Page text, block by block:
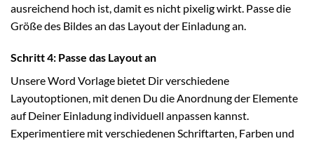
ausreichend hoch ist, damit es nicht pixelig wirkt. Passe die
Größe des Bildes an das Layout der Einladung an.
Schritt 4: Passe das Layout an
Unsere Word Vorlage bietet Dir verschiedene
Layoutoptionen, mit denen Du die Anordnung der Elemente
auf Deiner Einladung individuell anpassen kannst.
Experimentiere mit verschiedenen Schriftarten, Farben und